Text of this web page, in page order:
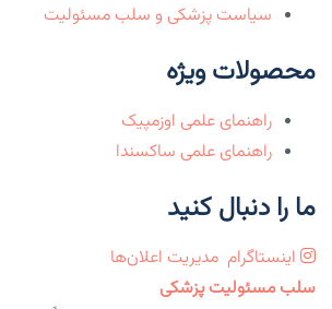
سیاست پزشکی و سلب مسئولیت
محصولات ویژه
راهنمای علمی اوزمپیک
راهنمای علمی ساکسندا
ما را دنبال کنید
اینستاگرام مدیریت اعلان‌ها
سلب مسئولیت پزشکی